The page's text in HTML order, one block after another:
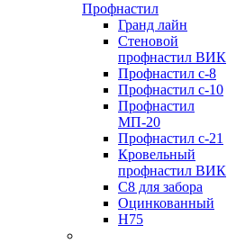
Профнастил
Гранд лайн
Стеновой
профнастил ВИК
Профнастил с-8
Профнастил с-10
Профнастил
МП-20
Профнастил с-21
Кровельный
профнастил ВИК
С8 для забора
Оцинкованный
Н75